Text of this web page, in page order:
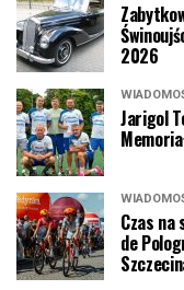
2026
Jarigol
Czas
de